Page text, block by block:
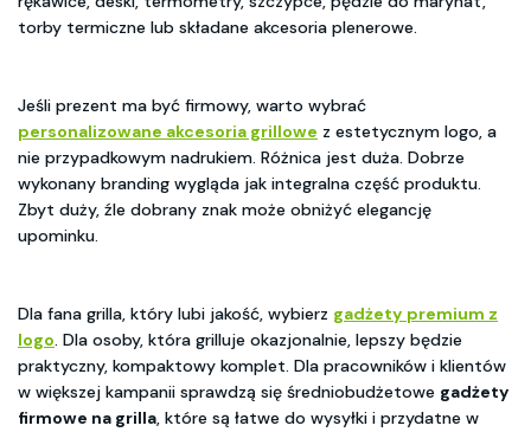
torby termiczne lub składane akcesoria plenerowe.
Jeśli prezent ma być firmowy, warto wybrać
personalizowane akcesoria grillowe z estetycznym logo, a
nie przypadkowym nadrukiem. Różnica jest duża. Dobrze
wykonany branding wygląda jak integralna część produktu.
Zbyt duży, źle dobrany znak może obniżyć elegancję
upominku.
Dla fana grilla, który lubi jakość, wybierz gadżety premium z
logo. Dla osoby, która grilluje okazjonalnie, lepszy będzie
praktyczny, kompaktowy komplet. Dla pracowników i klientów
w większej kampanii sprawdzą się średniobudżetowe gadżety
firmowe na grilla, które są łatwe do wysyłki i przydatne w